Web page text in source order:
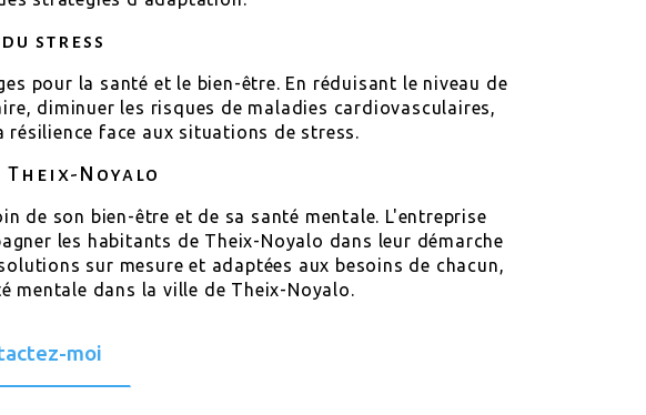
stress
pour la santé et le bien-être. En réduisant le niveau de
diminuer les risques de maladies cardiovasculaires,
face aux situations de stress.
Theix-Noyalo
de son bien-être et de sa santé mentale. L'entreprise
les habitants de Theix-Noyalo dans leur démarche
sur mesure et adaptées aux besoins de chacun,
mentale dans la ville de Theix-Noyalo.
moi